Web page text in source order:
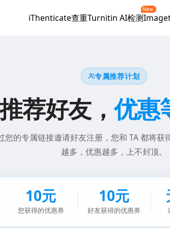
iThenticate查重Turnitin AI检测
专属推荐计划
荐好友，优惠
您的专属链接邀请好友注册，您和 TA 都将获
越多，优惠越多，上不封顶。
10元
您获得的优惠券
10元
好友获得的优惠券